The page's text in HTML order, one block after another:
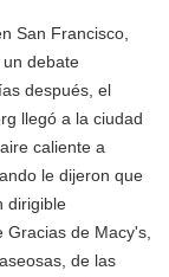
San Francisco,
debate
después, el
llegó a la ciudad
caliente a
le dijeron que
dirigible
de Macy's,
de las